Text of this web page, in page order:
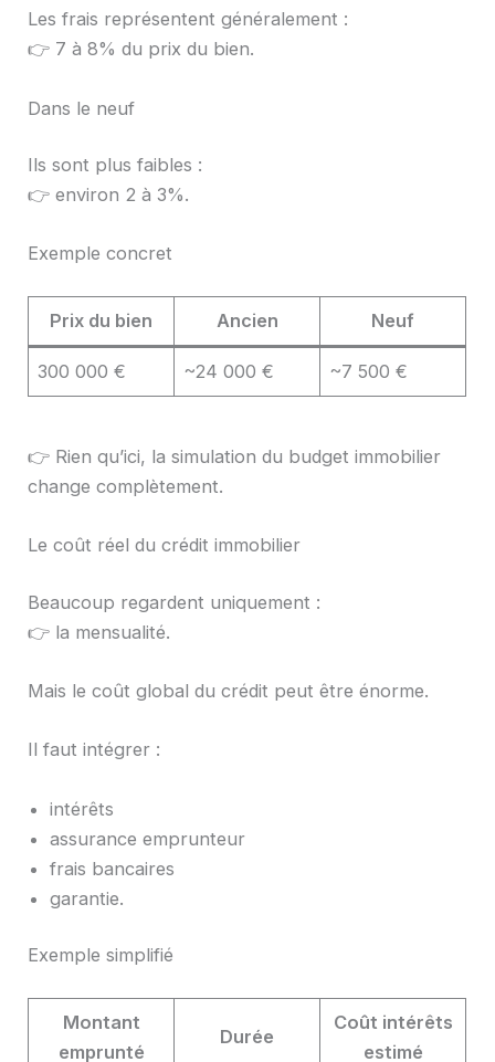
Les frais représentent généralement :
👉 7 à 8% du prix du bien.
Dans le neuf
Ils sont plus faibles :
👉 environ 2 à 3%.
Exemple concret
Prix du bien Ancien Neuf
300 000 € ~24 000 € ~7 500 €
👉 Rien qu’ici, la simulation du budget immobilier
change complètement.
Le coût réel du crédit immobilier
Beaucoup regardent uniquement :
👉 la mensualité.
Mais le coût global du crédit peut être énorme.
Il faut intégrer :
intérêts
assurance emprunteur
frais bancaires
garantie.
Exemple simplifié
Montant
emprunté
Durée
Coût intérêts
estimé